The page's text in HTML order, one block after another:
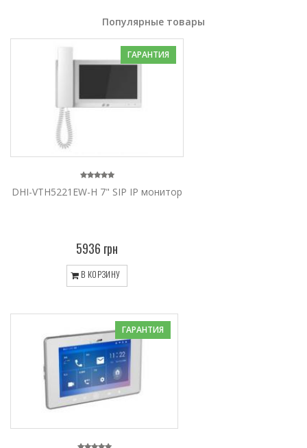
Популярные товары
ГАРАНТИЯ
DHI-VTH5221EW-H 7" SIP IP монитор
5936 грн
В КОРЗИНУ
ГАРАНТИЯ